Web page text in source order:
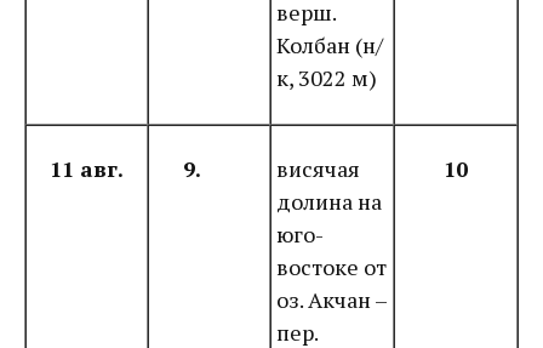
верш.
Колбан (н/
к, 3022 м)
11 авг. 9.
висячая
долина на
юго-
востоке от
оз. Акчан –
пер.
10